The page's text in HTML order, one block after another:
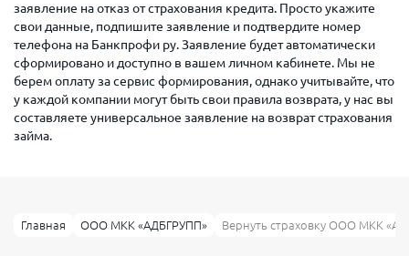
заявление на отказ от страхования кредита. Просто укажите
свои данные, подпишите заявление и подтвердите номер
телефона на Банкпрофи ру. Заявление будет автоматически
сформировано и доступно в вашем личном кабинете. Мы не
берем оплату за сервис формирования, однако учитывайте, что
у каждой компании могут быть свои правила возврата, у нас вы
составляете универсальное заявление на возврат страхования
займа.
Главная ООО МКК «АДБГРУПП» Вернуть страховку ООО МКК